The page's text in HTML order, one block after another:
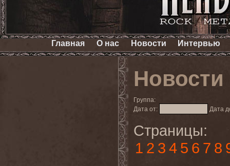
Главная О нас Новости Интервью
Новости
Группа:
Дата от:
Дата
Страницы:
1 2 3 4 5 6 7 8